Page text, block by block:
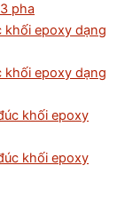
pha
khối epoxy dạng
khối epoxy dạng
khối epoxy
khối epoxy